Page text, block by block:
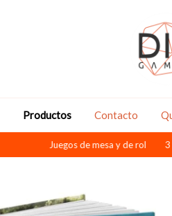
Productos Contacto
Juegos de mesa y de rol 3 cuotas sin